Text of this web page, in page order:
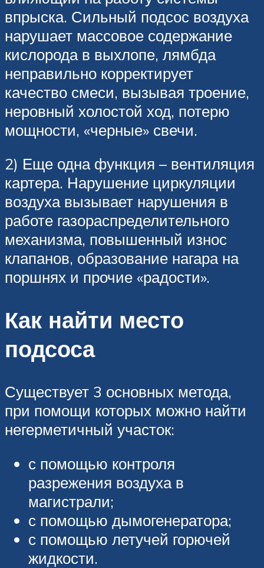
впрыска. Сильный подсос воздуха
нарушает массовое содержание
кислорода в выхлопе, лямбда
неправильно корректирует
качество смеси, вызывая троение,
неровный холостой ход, потерю
мощности, «черные» свечи.
2) Еще одна функция – вентиляция
картера. Нарушение циркуляции
воздуха вызывает нарушения в
работе газораспределительного
механизма, повышенный износ
клапанов, образование нагара на
поршнях и прочие «радости».
Как найти место
подсоса
Существует 3 основных метода,
при помощи которых можно найти
негерметичный участок:
с помощью контроля
разрежения воздуха в
магистрали;
с помощью дымогенератора;
с помощью летучей горючей
жидкости.